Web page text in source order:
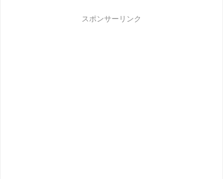
スポンサーリンク